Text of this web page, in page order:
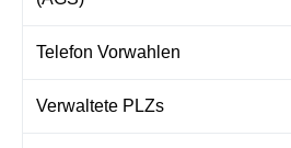
Telefon Vorwahlen
Verwaltete PLZs